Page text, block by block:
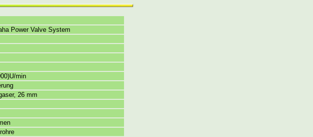
Power Valve System
min
26 mm